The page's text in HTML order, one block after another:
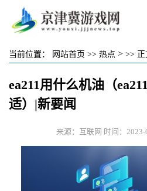
当前位置： 网站首页 >> 热点 > >>
ea211用什么机油（
适）|新要闻
来源：互联网 时间：2023-